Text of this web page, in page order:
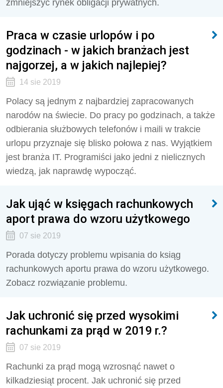
zmniejszyć rynek obligacji prywatnych.
Praca w czasie urlopów i po
godzinach - w jakich branżach jest
najgorzej, a w jakich najlepiej?
14 sie 2019
Polacy są jednym z najbardziej zapracowanych
narodów na świecie. Do pracy po godzinach, a także
odbierania służbowych telefonów i maili w trakcie
urlopu przyznaje się blisko połowa z nas. Wyjątkiem
jest branża IT. Programiści jako jedni z nielicznych
wiedzą, jak naprawdę wypocząć.
Jak ująć w księgach rachunkowych
aport prawa do wzoru użytkowego
07 sie 2019
Porada dotyczy problemu wpisania do ksiąg
rachunkowych aportu prawa do wzoru użytkowego.
Zobacz rozwiązanie problemu.
Jak uchronić się przed wysokimi
rachunkami za prąd w 2019 r.?
07 sie 2019
Rachunki za prąd mogą wzrosnąć nawet o
kilkadziesiąt procent. Jak uchronić się przed